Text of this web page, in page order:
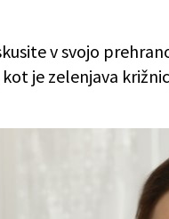
v svojo
je zelenjava